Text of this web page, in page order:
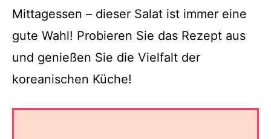
Mittagessen – dieser Salat ist immer eine
gute Wahl! Probieren Sie das Rezept aus
und genießen Sie die Vielfalt der
koreanischen Küche!